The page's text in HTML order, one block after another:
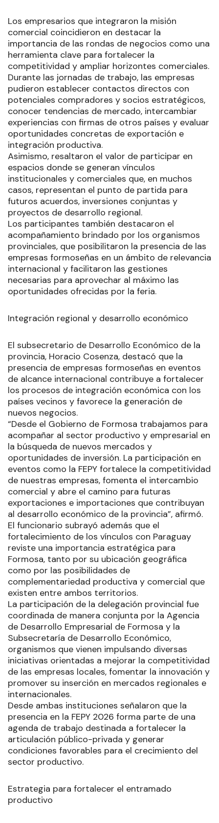
Los empresarios que integraron la misión
comercial coincidieron en destacar la
importancia de las rondas de negocios como una
herramienta clave para fortalecer la
competitividad y ampliar horizontes comerciales.
Durante las jornadas de trabajo, las empresas
pudieron establecer contactos directos con
potenciales compradores y socios estratégicos,
conocer tendencias de mercado, intercambiar
experiencias con firmas de otros países y evaluar
oportunidades concretas de exportación e
integración productiva.
Asimismo, resaltaron el valor de participar en
espacios donde se generan vínculos
institucionales y comerciales que, en muchos
casos, representan el punto de partida para
futuros acuerdos, inversiones conjuntas y
proyectos de desarrollo regional.
Los participantes también destacaron el
acompañamiento brindado por los organismos
provinciales, que posibilitaron la presencia de las
empresas formoseñas en un ámbito de relevancia
internacional y facilitaron las gestiones
necesarias para aprovechar al máximo las
oportunidades ofrecidas por la feria.
Integración regional y desarrollo económico
El subsecretario de Desarrollo Económico de la
provincia, Horacio Cosenza, destacó que la
presencia de empresas formoseñas en eventos
de alcance internacional contribuye a fortalecer
los procesos de integración económica con los
países vecinos y favorece la generación de
nuevos negocios.
“Desde el Gobierno de Formosa trabajamos para
acompañar al sector productivo y empresarial en
la búsqueda de nuevos mercados y
oportunidades de inversión. La participación en
eventos como la FEPY fortalece la competitividad
de nuestras empresas, fomenta el intercambio
comercial y abre el camino para futuras
exportaciones e importaciones que contribuyan
al desarrollo económico de la provincia”, afirmó.
El funcionario subrayó además que el
fortalecimiento de los vínculos con Paraguay
reviste una importancia estratégica para
Formosa, tanto por su ubicación geográfica
como por las posibilidades de
complementariedad productiva y comercial que
existen entre ambos territorios.
La participación de la delegación provincial fue
coordinada de manera conjunta por la Agencia
de Desarrollo Empresarial de Formosa y la
Subsecretaría de Desarrollo Económico,
organismos que vienen impulsando diversas
iniciativas orientadas a mejorar la competitividad
de las empresas locales, fomentar la innovación y
promover su inserción en mercados regionales e
internacionales.
Desde ambas instituciones señalaron que la
presencia en la FEPY 2026 forma parte de una
agenda de trabajo destinada a fortalecer la
articulación público-privada y generar
condiciones favorables para el crecimiento del
sector productivo.
Estrategia para fortalecer el entramado
productivo